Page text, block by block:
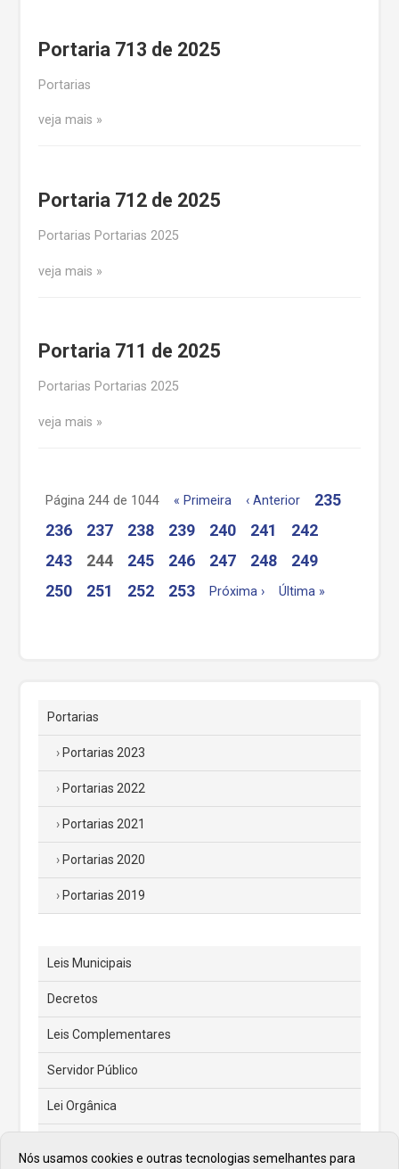
Portaria 713 de 2025
Portarias
veja mais
Portaria 712 de 2025
Portarias Portarias 2025
veja mais
Portaria 711 de 2025
Portarias Portarias 2025
veja mais
Página 244 de 1044 « Primeira ‹ Anterior
235
236
237 238 239 240 241
242
243
244 245 246 247 248
249
250
251 252 253 Próxima › Última »
Portarias
Portarias 2023
Portarias 2022
Portarias 2021
Portarias 2020
Portarias 2019
Leis Municipais
Decretos
Leis Complementares
Servidor Público
Lei Orgânica
Nós usamos cookies e outras tecnologias semelhantes para